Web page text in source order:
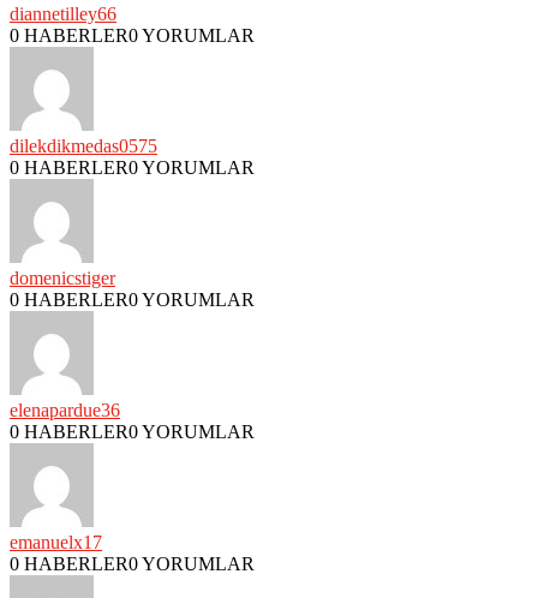
diannetilley66
0 HABERLER0 YORUMLAR
dilekdikmedas0575
0 HABERLER0 YORUMLAR
domenicstiger
0 HABERLER0 YORUMLAR
elenapardue36
0 HABERLER0 YORUMLAR
emanuelx17
0 HABERLER0 YORUMLAR